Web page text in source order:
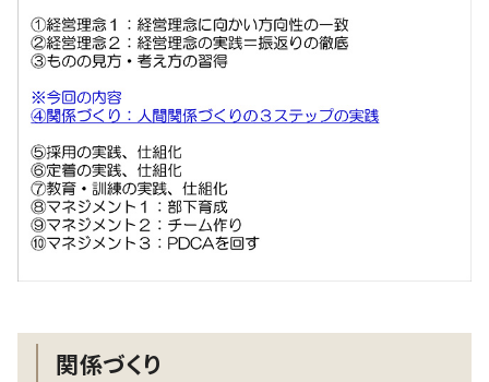
関係づくり